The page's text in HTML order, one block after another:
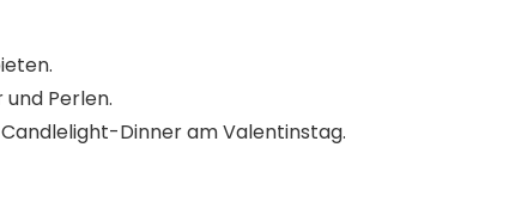
Perlen.
Dinner am Valentinstag.